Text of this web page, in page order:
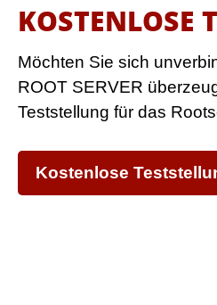
KOSTENLOSE
Möchten Sie sich
ROOT SERVER
Teststellung für das
Kostenlose